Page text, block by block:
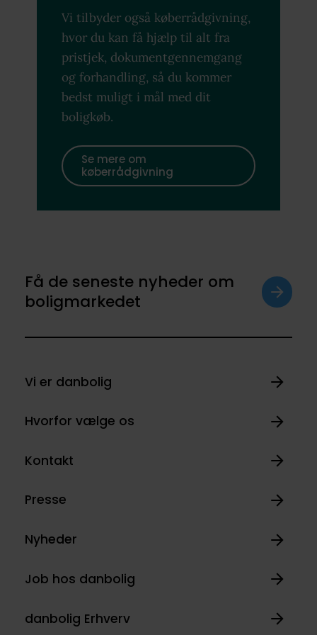
Vi tilbyder også køberrådgivning,
hvor du kan få hjælp til alt fra
pristjek, dokumentgennemgang
og forhandling, så du kommer
bedst muligt i mål med dit
boligkøb.
Se mere om
køberrådgivning
Få de seneste nyheder om
boligmarkedet
Vi er danbolig
Hvorfor vælge os
Kontakt
Presse
Nyheder
Job hos danbolig
danbolig Erhverv